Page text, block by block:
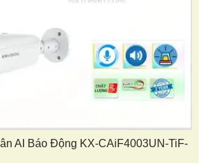
AI Báo Động KX-CAiF4003UN-TiF-